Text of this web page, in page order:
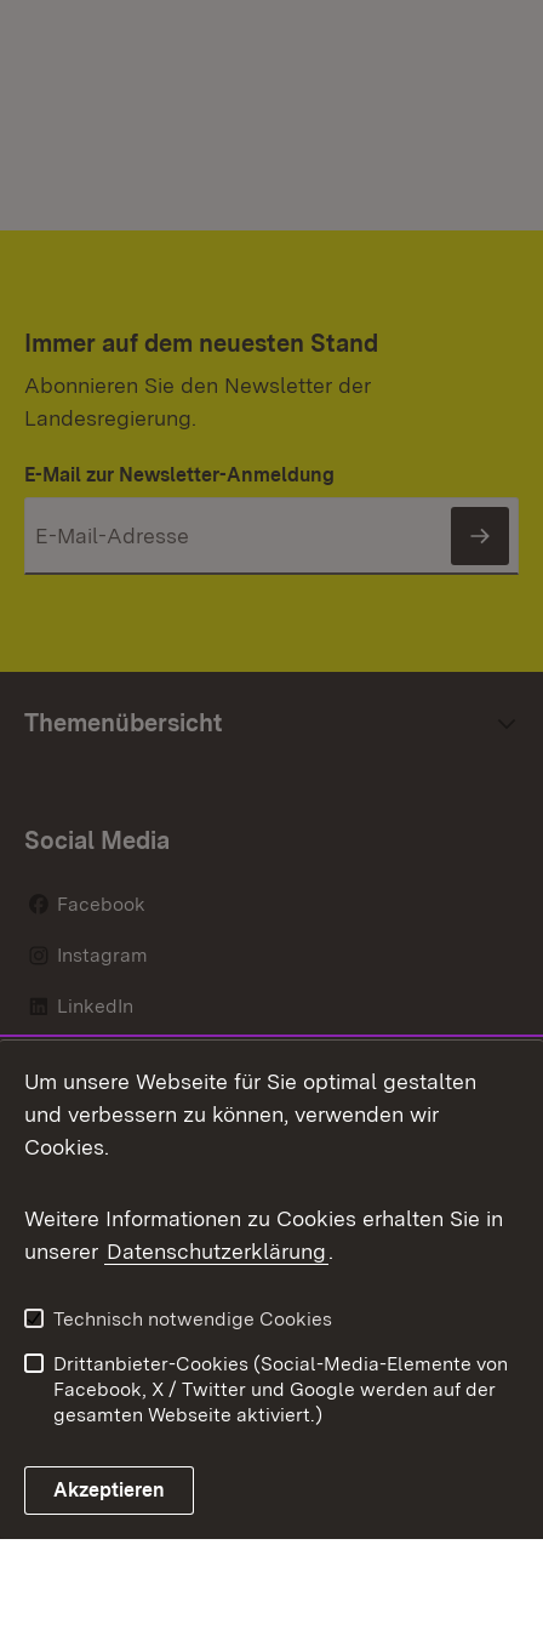
Immer auf dem neuesten Stand
Abonnieren Sie den Newsletter der
Landesregierung.
E-Mail zur Newsletter-Anmeldung
Themenübersicht
Social Media
Facebook
Instagram
LinkedIn
X / Twitter
Youtube
Link zum Landesportal
Kontakt
Datenschutz
Barrierefreiheit
Impressum
Cookies
Um unsere Webseite für Sie optimal gestalten
und verbessern zu können, verwenden wir
Cookies.
Weitere Informationen zu Cookies erhalten Sie in
unserer Datenschutzerklärung.
Technisch notwendige Cookies
Drittanbieter-Cookies (Social-Media-Elemente von
Facebook, X / Twitter und Google werden auf der
gesamten Webseite aktiviert.)
Akzeptieren